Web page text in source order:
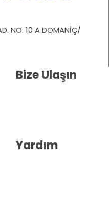
NO: 10 A DOMANİÇ/
Bize Ulaşın
Yardım